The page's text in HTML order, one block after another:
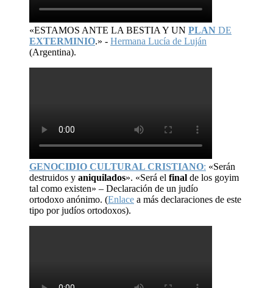
«ESTAMOS ANTE LA BESTIA Y UN PLAN DE
EXTERMINIO.» - Hermana Lucía de Luján
(Argentina).
GENOCIDIO CULTURAL CRISTIANO: «Serán
destruidos y aniquilados». «Será el final de los goyim
tal como existen» – Declaración de un judío
ortodoxo anónimo. (Enlace a más declaraciones de este
tipo por judíos ortodoxos).